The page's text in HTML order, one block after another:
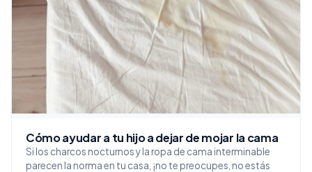
Cómo ayudar a tu hijo a dejar de mojar la cama
Si los charcos nocturnos y la ropa de cama interminable
parecen la norma en tu casa, ¡no te preocupes, no estás